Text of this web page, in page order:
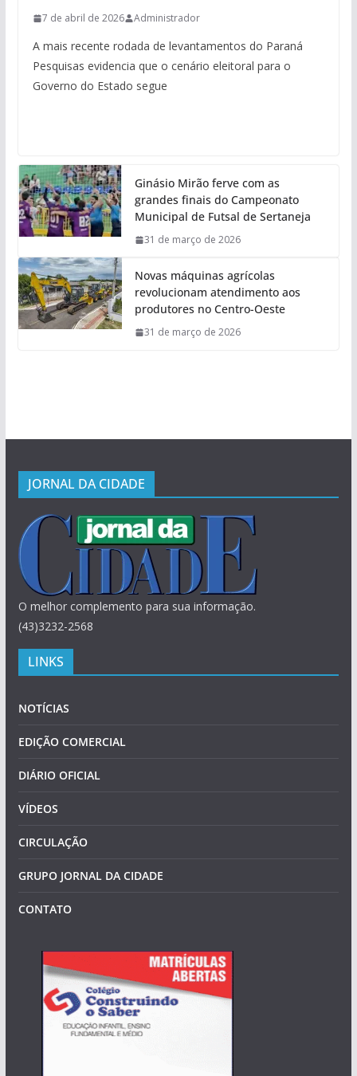
7 de abril de 2026 Administrador
A mais recente rodada de levantamentos do Paraná
Pesquisas evidencia que o cenário eleitoral para o
Governo do Estado segue
Ginásio Mirão ferve com as
grandes finais do Campeonato
Municipal de Futsal de Sertaneja
31 de março de 2026
Novas máquinas agrícolas
revolucionam atendimento aos
produtores no Centro-Oeste
31 de março de 2026
JORNAL DA CIDADE
O melhor complemento para sua informação.
(43)3232-2568
LINKS
NOTÍCIAS
EDIÇÃO COMERCIAL
DIÁRIO OFICIAL
VÍDEOS
CIRCULAÇÃO
GRUPO JORNAL DA CIDADE
CONTATO